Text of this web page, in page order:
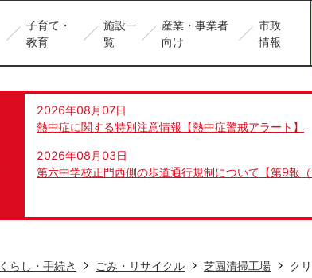
子育て・
教育
施設一
覧
産業・事業者
向け
市政
情報
2026年08月07日
熱中症に関する特別注意情報【熱中症警戒アラート】
2026年08月03日
第六中学校正門西側の歩道通行規制について【第9報（
くらし・手続き ごみ・リサイクル 芝園清掃工場 ク